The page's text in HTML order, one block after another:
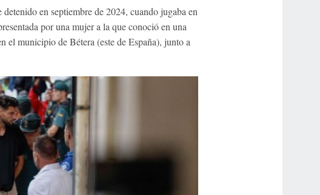
en septiembre de 2024, cuando jugaba en
por una mujer a la que conoció en una
el municipio de Bétera (este de España), junto a